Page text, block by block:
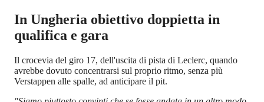
In Ungheria obiettivo doppietta in
qualifica e gara
Il crocevia del giro 17, dell'uscita di pista di Leclerc, quando
avrebbe dovuto concentrarsi sul proprio ritmo, senza più
Verstappen alle spalle, ad anticipare il pit.